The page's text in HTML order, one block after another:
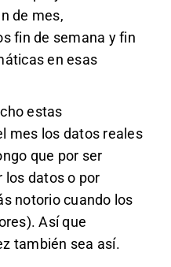
de mes,
fin de semana y fin
en esas
estas
mes los datos reales
que por ser
los datos o por
notorio cuando los
Así que
también sea así.